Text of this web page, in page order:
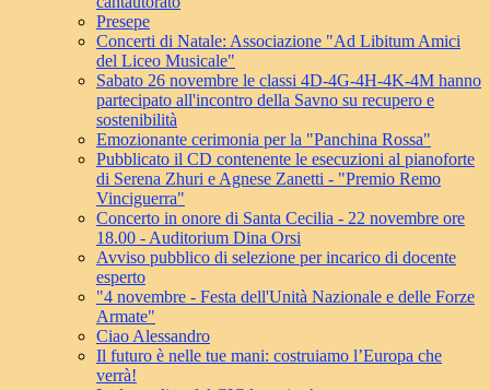
Presepe
Concerti di Natale: Associazione "Ad Libitum Amici
del Liceo Musicale"
Sabato 26 novembre le classi 4D-4G-4H-4K-4M hanno
partecipato all'incontro della Savno su recupero e
sostenibilità
Emozionante cerimonia per la "Panchina Rossa"
Pubblicato il CD contenente le esecuzioni al pianoforte
di Serena Zhuri e Agnese Zanetti - "Premio Remo
Vinciguerra"
Concerto in onore di Santa Cecilia - 22 novembre ore
18.00 - Auditorium Dina Orsi
Avviso pubblico di selezione per incarico di docente
esperto
"4 novembre - Festa dell'Unità Nazionale e delle Forze
Armate"
Ciao Alessandro
Il futuro è nelle tue mani: costruiamo l’Europa che
verrà!